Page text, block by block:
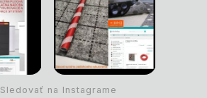
Sledovať na Instagrame